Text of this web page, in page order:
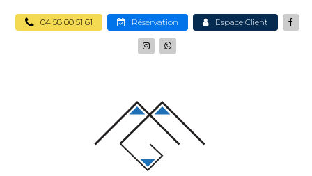
04 58 00 51 61 Réservation Espace Client